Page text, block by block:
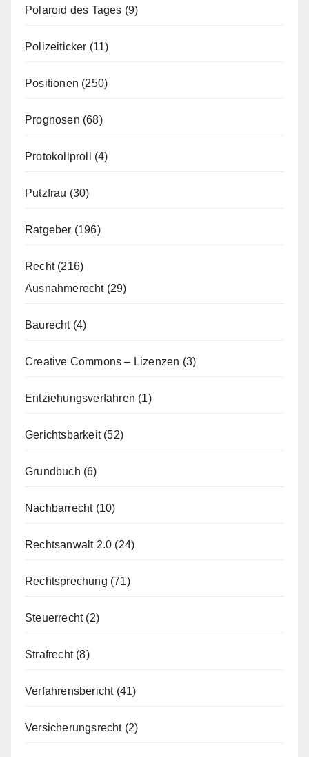
Polaroid des Tages (9)
Polizeiticker (11)
Positionen (250)
Prognosen (68)
Protokollproll (4)
Putzfrau (30)
Ratgeber (196)
Recht(216)
Ausnahmerecht(29)
Baurecht(4)
Creative Commons – Lizenzen (3)
Entziehungsverfahren (1)
Gerichtsbarkeit(52)
Grundbuch (6)
Nachbarrecht(10)
Rechtsanwalt 2.0 (24)
Rechtsprechung (71)
Steuerrecht(2)
Strafrecht(8)
Verfahrensbericht(41)
Versicherungsrecht(2)